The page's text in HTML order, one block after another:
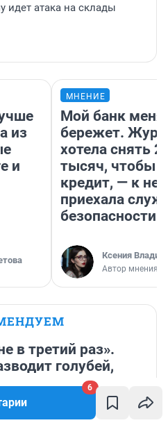
6
идет атака на склады
из
и
МНЕНИЕ
Мой банк меня
бережет.
хотела снять
тысяч, чтобы
кредит, — к
приехала
безопасности
Ксения
Автор мнения
в третий раз».
голубей,
возвращаются